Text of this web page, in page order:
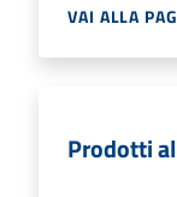
VAI ALLA
Prodotti